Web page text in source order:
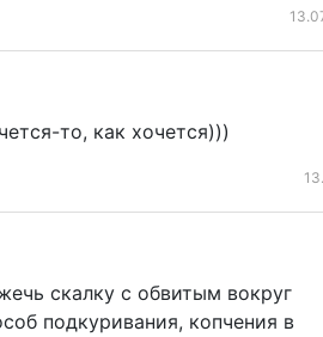
то, как хочется)))
скалку с обвитым вокруг
подкуривания, копчения в